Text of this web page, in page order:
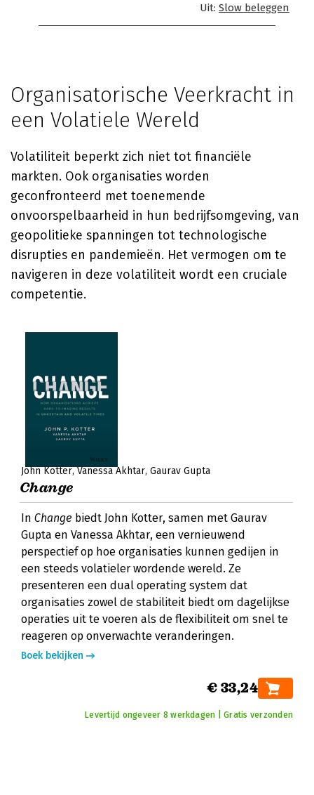
Uit: Slow beleggen
Organisatorische Veerkracht in
een Volatiele Wereld
Volatiliteit beperkt zich niet tot financiële
markten. Ook organisaties worden
geconfronteerd met toenemende
onvoorspelbaarheid in hun bedrijfsomgeving, van
geopolitieke spanningen tot technologische
disrupties en pandemieën. Het vermogen om te
navigeren in deze volatiliteit wordt een cruciale
competentie.
John Kotter Vanessa Akhtar Gaurav Gupta
Change
In Change biedt John Kotter, samen met Gaurav
Gupta en Vanessa Akhtar, een vernieuwend
perspectief op hoe organisaties kunnen gedijen in
een steeds volatieler wordende wereld. Ze
presenteren een dual operating system dat
organisaties zowel de stabiliteit biedt om dagelijkse
operaties uit te voeren als de flexibiliteit om snel te
reageren op onverwachte veranderingen.
Boek bekijken
€ 33,24
Levertijd ongeveer 8 werkdagen | Gratis verzonden